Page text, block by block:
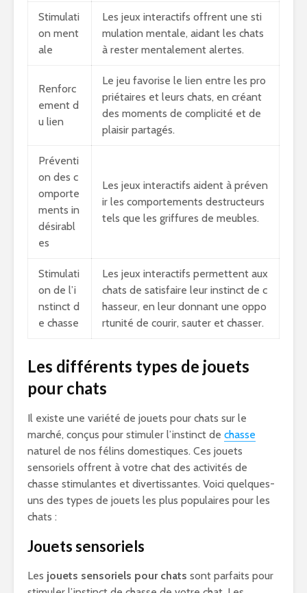
Stimulati
on ment
ale
Les jeux interactifs offrent une sti
mulation mentale, aidant les chats
à rester mentalement alertes.
Renforc
ement d
u lien
Le jeu favorise le lien entre les pro
priétaires et leurs chats, en créant
des moments de complicité et de
plaisir partagés.
Préventi
on des c
omporte
ments in
désirabl
es
Les jeux interactifs aident à préven
ir les comportements destructeurs
tels que les griffures de meubles.
Stimulati
on de l’i
nstinct d
e chasse
Les jeux interactifs permettent aux
chats de satisfaire leur instinct de c
hasseur, en leur donnant une oppo
rtunité de courir, sauter et chasser.
Les différents types de jouets
pour chats
Il existe une variété de jouets pour chats sur le
marché, conçus pour stimuler l’instinct de chasse
naturel de nos félins domestiques. Ces jouets
sensoriels offrent à votre chat des activités de
chasse stimulantes et divertissantes. Voici quelques-
uns des types de jouets les plus populaires pour les
chats :
Jouets sensoriels
Les jouets sensoriels pour chats sont parfaits pour